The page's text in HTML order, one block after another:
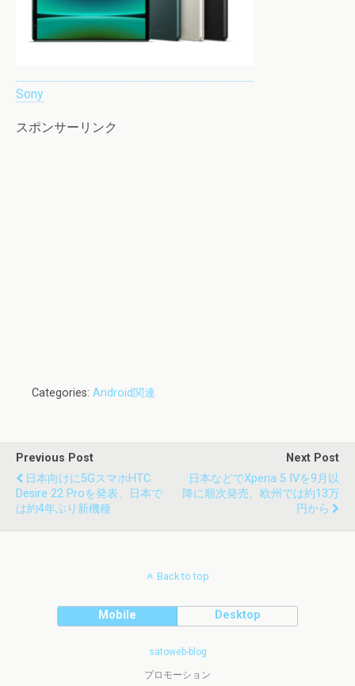
Sony
スポンサーリンク
Categories: Android関連
Previous Post
日本向けに5GスマホHTC
Desire 22 Proを発表、日本で
は約4年ぶり新機種
Next Post
日本などでXperia 5 IVを9月以
降に順次発売、欧州では約13万
円から
Back to top
Mobile Desktop
satoweb-blog
プロモーション